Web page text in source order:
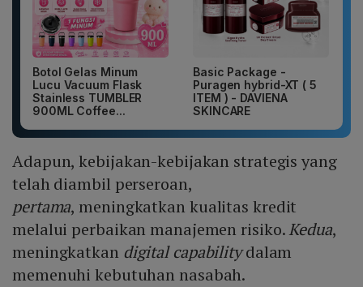
Botol Gelas Minum
Lucu Vacuum Flask
Stainless TUMBLER
900ML Coffee...
Basic Package -
Puragen hybrid-XT ( 5
ITEM ) - DAVIENA
SKINCARE
Adapun, kebijakan-kebijakan strategis yang
telah diambil perseroan,
pertama, meningkatkan kualitas kredit
melalui perbaikan manajemen risiko.Kedua,
meningkatkan digital capabilitydalam
memenuhi kebutuhan nasabah.